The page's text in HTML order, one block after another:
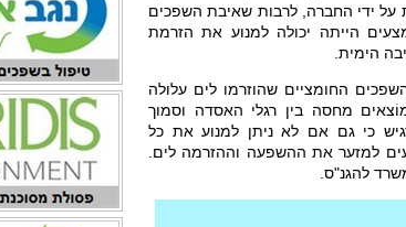
על ידי החברה, לרבות שאיבת השפכים
הייתה יכולה למנוע את הזרמת
הימית.
החומציים שהוזרמו לים עלולה
מחסה בין רגלי האסדה וסמוך
כי גם אם לא ניתן למנוע את כל
למזער את ההשפעה וההזרמה לים.
להגנ"ס.